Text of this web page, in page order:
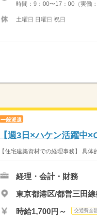
時間：9：00〜17：00（実働
土曜日 日曜日 祝日
一般派遣
【週3日×ハケン活躍中
【住宅建築資材での経理事務】 具
経理・会計・財務
東京都港区/都営三田線
時給1,700円～ 交通費全